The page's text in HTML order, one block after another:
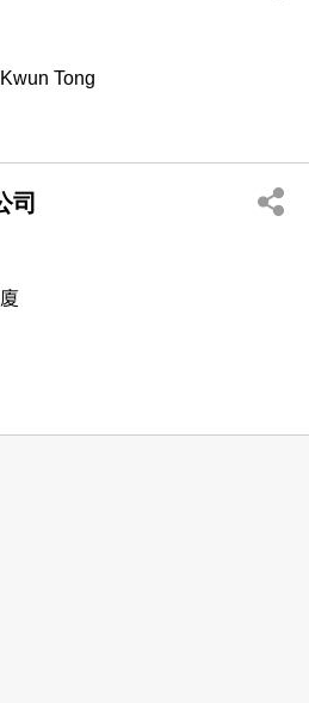
Tong
司